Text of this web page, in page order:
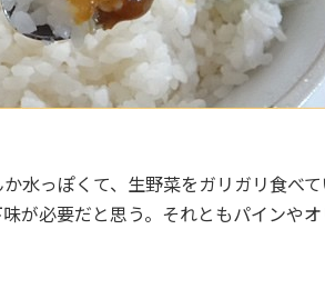
水っぽくて、生野菜をガリガリ食べ
が必要だと思う。それともパインや